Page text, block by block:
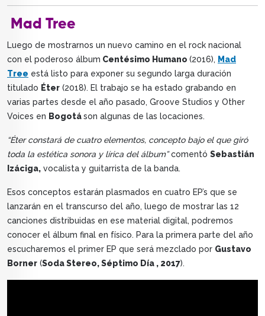
Mad Tree
Luego de mostrarnos un nuevo camino en el rock nacional
con el poderoso álbum Centésimo Humano (2016), Mad
Tree está listo para exponer su segundo larga duración
titulado Éter (2018). El trabajo se ha estado grabando en
varias partes desde el año pasado, Groove Studios y Other
Voices en Bogotáson algunas de las locaciones.
“Éter constará de cuatro elementos, concepto bajo el que giró
toda la estética sonora y lírica del álbum”comentó Sebastián
Izáciga, vocalista y guitarrista de la banda.
Esos conceptos estarán plasmados en cuatro EP’s que se
lanzarán en el transcurso del año, luego de mostrar las 12
canciones distribuidas en ese material digital, podremos
conocer el álbum final en físico. Para la primera parte del año
escucharemos el primer EP que será mezclado por Gustavo
Borner (Soda Stereo, Séptimo Día , 2017).